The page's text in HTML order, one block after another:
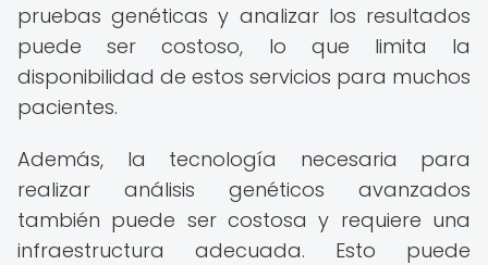
pruebas genéticas y analizar los resultados
puede ser costoso, lo que limita la
disponibilidad de estos servicios para muchos
pacientes.
Además, la tecnología necesaria para
realizar análisis genéticos avanzados
también puede ser costosa y requiere una
infraestructura adecuada. Esto puede